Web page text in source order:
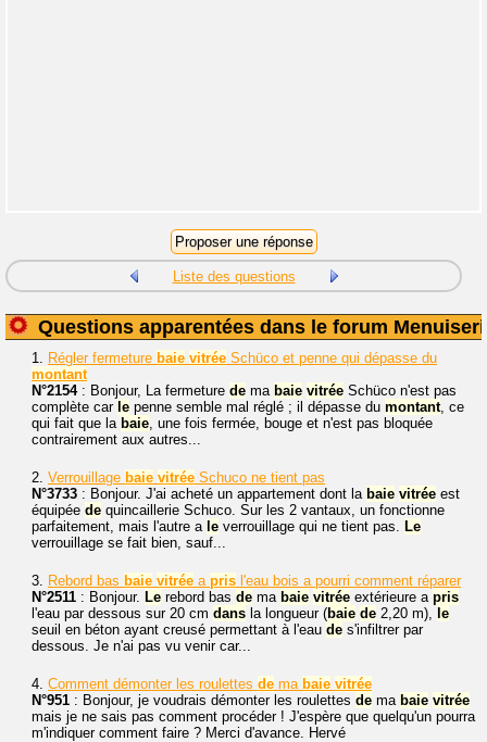
Liste des questions
Questions apparentées dans le forum
1. Régler fermeture baie vitrée Schüco et penne qui dépasse du
montant
N°2154: Bonjour, La fermeture de ma baie vitrée Schüco n'est pas
complète car le penne semble mal réglé ; il dépasse du montant, ce
qui fait que la baie, une fois fermée, bouge et n'est pas bloquée
contrairement aux autres...
2. Verrouillage baie vitrée Schuco ne tient pas
N°3733 : Bonjour. J'ai acheté un appartement dont la baie vitrée est
équipée de quincaillerie Schuco. Sur les 2 vantaux, un fonctionne
parfaitement, mais l'autre a le verrouillage qui ne tient pas. Le
verrouillage se fait bien, sauf...
3. Rebord bas baie vitrée a pris l'eau bois a pourri comment réparer
N°2511 : Bonjour. Le rebord bas de ma baie vitrée extérieure a pris
l'eau par dessous sur 20 cm dans la longueur (baie de 2,20 m), le
seuil en béton ayant creusé permettant à l'eau de s'infiltrer par
dessous. Je n'ai pas vu venir car...
4. Comment démonter les roulettes de ma baie vitrée
N°951 : Bonjour, je voudrais démonter les roulettes de ma baie vitrée
mais je ne sais pas comment procéder ! J'espère que quelqu'un pourra
m'indiquer comment faire ? Merci d'avance. Hervé